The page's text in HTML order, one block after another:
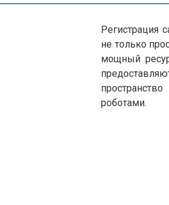
Регистрация
не только
мощный
роботами.